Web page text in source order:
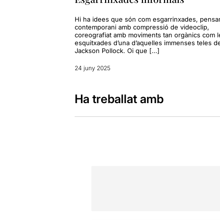
Hi ha idees que són com esgarrinxades,
contemporani amb compressió de videoclip,
coreografiat amb moviments tan orgànics com
esquitxades d’una d’aquelles immenses teles
Jackson Pollock. Oi que […]
24 juny 2025
Ha treballat amb